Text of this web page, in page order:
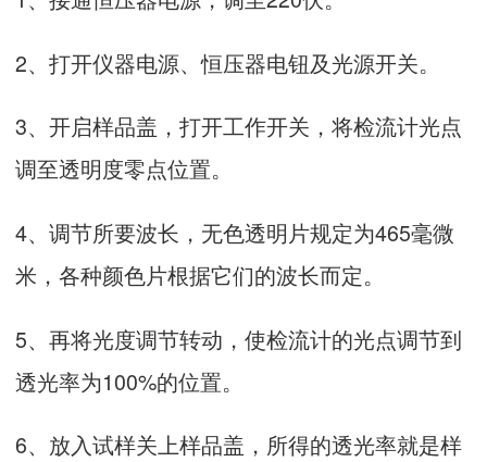
2、打开仪器电源、恒压器电钮及光源开关。
3、开启样品盖，打开工作开关，将检流计光点
调至透明度零点位置。
4、调节所要波长，无色透明片规定为465毫微
米，各种颜色片根据它们的波长而定。
5、再将光度调节转动，使检流计的光点调节到
透光率为100%的位置。
6、放入试样关上样品盖，所得的透光率就是样